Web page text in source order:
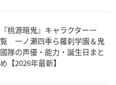
『桃源暗鬼』キャラクター一
覧 一ノ瀬四季ら羅刹学園＆鬼
國隊の声優・能力・誕生日まと
め【2026年最新】